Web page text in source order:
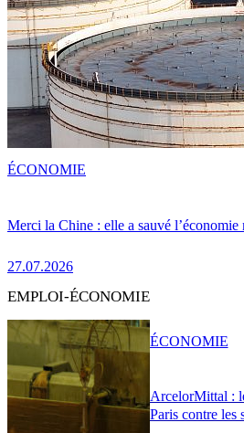
Merci la Chine : elle a sauvé l’économie
27.07.2026
ÉCONOMIE
EMPLOI-ÉCONOMIE
ArcelorMittal :
Paris contre les
ÉCONOMIE